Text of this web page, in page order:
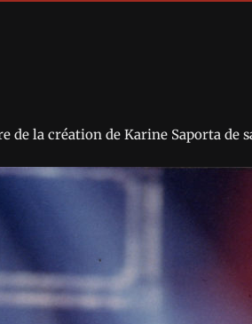
la création de Karine Saporta de